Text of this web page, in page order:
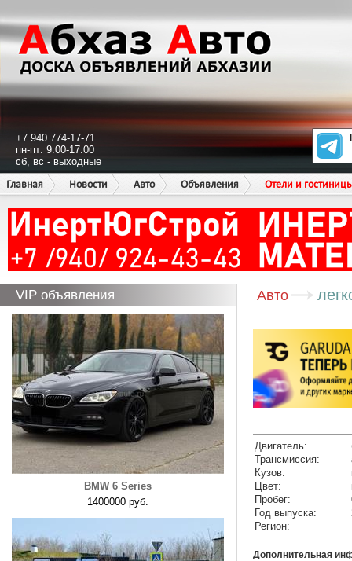
+7 940 774-17-71
пн-пт: 9:00-17:00
сб, вс - выходные
Главная
Новости Авто Объявления Отели и
VIP объявления
BMW 6 Series
1400000 руб.
Авто
Двигатель:
Трансмиссия:
Кузов:
Цвет:
Пробег:
Год выпуска:
Регион:
Дополнительная